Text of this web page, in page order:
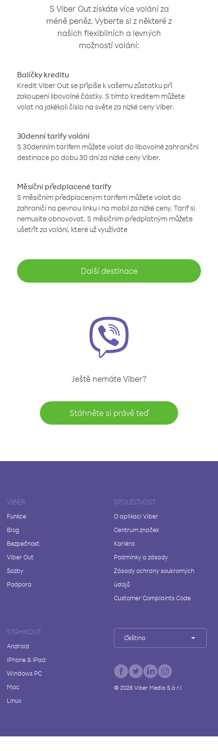
S Viber Out získáte více volání za
méně peněz. Vyberte si z některé z
našich flexibilních a levných
možností volání:
Balíčky kreditu
Kredit Viber Out se připíše k vašemu zůstatku při
zakoupení libovolné částky. S tímto kreditem můžete
volat na jakékoli číslo na světe za nízké ceny Viber.
30denní tarify volání
S 30denním tarifem můžete volat do libovolné zahraniční
destinace po dobu 30 dní za nízké ceny Viber.
Měsíční předplacené tarify
S měsíčním předplaceným tarifem můžete volat do
zahraničí na pevnou linku i na mobil za nízké ceny. Tarif si
nemusíte obnovovat. S měsíčním předplatným můžete
ušetřit za volání, které už využíváte
Další destinace
Ještě nemáte Viber?
Stáhněte si právě teď
VIBER
Funkce
Blog
Bezpečnost
Viber Out
Sazby
Podpora
SPOLEČNOST
O aplikaci Viber
Centrum značek
Kariéra
Podmínky a zásady
Zásady ochrany soukromých
údajů
Customer Complaints Code
STÁHNOUT
Android
iPhone & iPad
Windows PC
Mac
Linux
Čeština
© 2026Viber Media S.à r.l.